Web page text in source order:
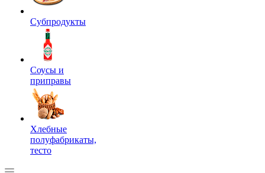
Субпродукты
Соусы и
приправы
Хлебные
полуфабрикаты,
тесто